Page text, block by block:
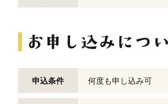
申込条件 何度も申し込み可